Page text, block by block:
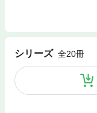
シリーズ 全20冊